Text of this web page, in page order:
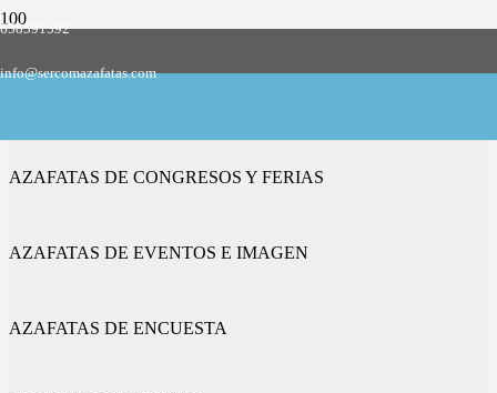
658591592
info@sercomazafatas.com
AZAFATAS DE CONGRESOS Y FERIAS
AZAFATAS DE EVENTOS E IMAGEN
AZAFATAS DE ENCUESTA